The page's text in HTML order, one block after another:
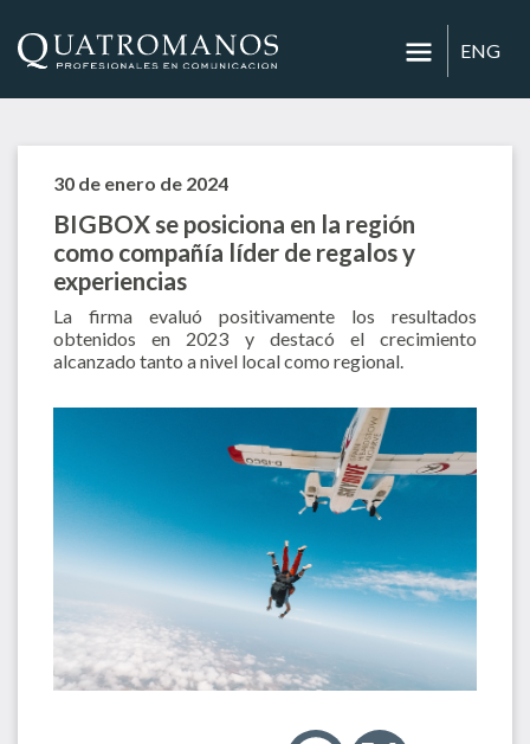
ENG
30 de enero de 2024
BIGBOX se posiciona en la región
como compañía líder de regalos y
experiencias
La firma evaluó positivamente los resultados
obtenidos en 2023 y destacó el crecimiento
alcanzado tanto a nivel local como regional.